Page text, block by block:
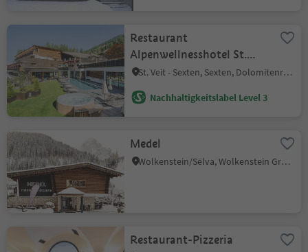
Restaurant
Alpenwellnesshotel St.
Veit
St. Veit - Sexten, Sexten, Dolomitenregion 3 Zinnen
Nachhaltigkeitslabel Level 3
Medel
Wolkenstein/Sëlva, Wolkenstein Gröden, Dolomitenregion Gröden
Restaurant-Pizzeria